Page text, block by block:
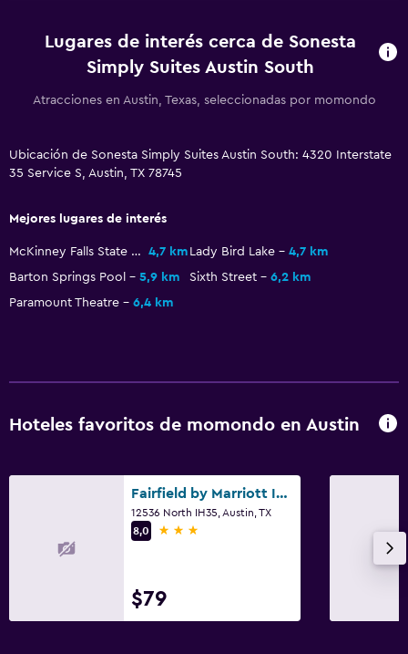
Estacionamiento y transporte
Estacionamiento
Estacionamiento (con cargos)
Lavandería
Plancha y tabla de planchar
Habitación
Servicio de despertador
Acceso con tarjeta
Recepción 24 horas
Sistema de entretenimiento
TV de pantalla plana
Lugares de interés cerca de Sonesta
Simply Suites Austin South
Atracciones en Austin, Texas, seleccionadas por momondo
Ubicación de Sonesta Simply Suites Austin South: 4320 Interstate
35 Service S, Austin, TX 78745
Mejores lugares de interés
McKinney Falls State Park 4,7 km Lady Bird Lake
4,7 km
Barton Springs Pool
5,9 km Sixth Street
6,2 km
Paramount Theatre
6,4 km
Hoteles favoritos de momondo en Austin
Fairfield by Marriott Inn & Suites Austin Parmer/Tech Ridge
12536 North IH35, Austin, TX
8,0
3 estrellas
$79